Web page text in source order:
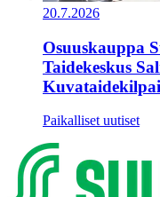
20.7.2026
Osuuskauppa
Taidekeskus
Paikalliset uutiset